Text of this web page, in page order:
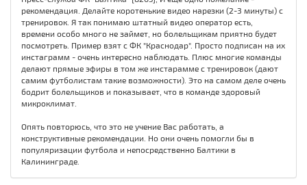
рекомендация. Делайте коротенькие видео нарезки (2-3 минуты) с
тренировок. Я так понимаю штатный видео оператор есть,
времени особо много не займет, но болельщикам приятно будет
посмотреть. Пример взят с ФК "Краснодар". Просто подписан на их
инстаграмм - очень интересно наблюдать. Плюс многие команды
делают прямые эфиры в том же инстарамме с тренировок (дают
самим футболистам такие возможности). Это на самом деле очень
бодрит болельщиков и показывает, что в команде здоровый
микроклимат.
Опять повторюсь, что это не учение Вас работать, а
конструктивные рекомендации. Но они очень помогли бы в
популяризации футбола и непосредственно Балтики в
Калининграде.